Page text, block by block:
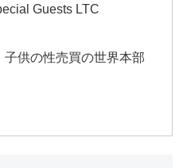
Guests LTC
供の性売買の世界本部